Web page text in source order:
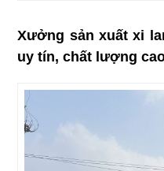
Xưởng sản xuất xi
uy tín, chất lượng